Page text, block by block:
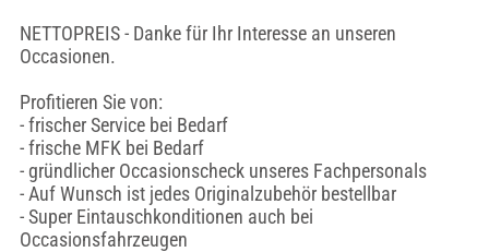
NETTOPREIS - Danke für Ihr Interesse an unseren
Occasionen.
Profitieren Sie von:
- frischer Service bei Bedarf
- frische MFK bei Bedarf
- gründlicher Occasionscheck unseres Fachpersonals
- Auf Wunsch ist jedes Originalzubehör bestellbar
- Super Eintauschkonditionen auch bei
Occasionsfahrzeugen